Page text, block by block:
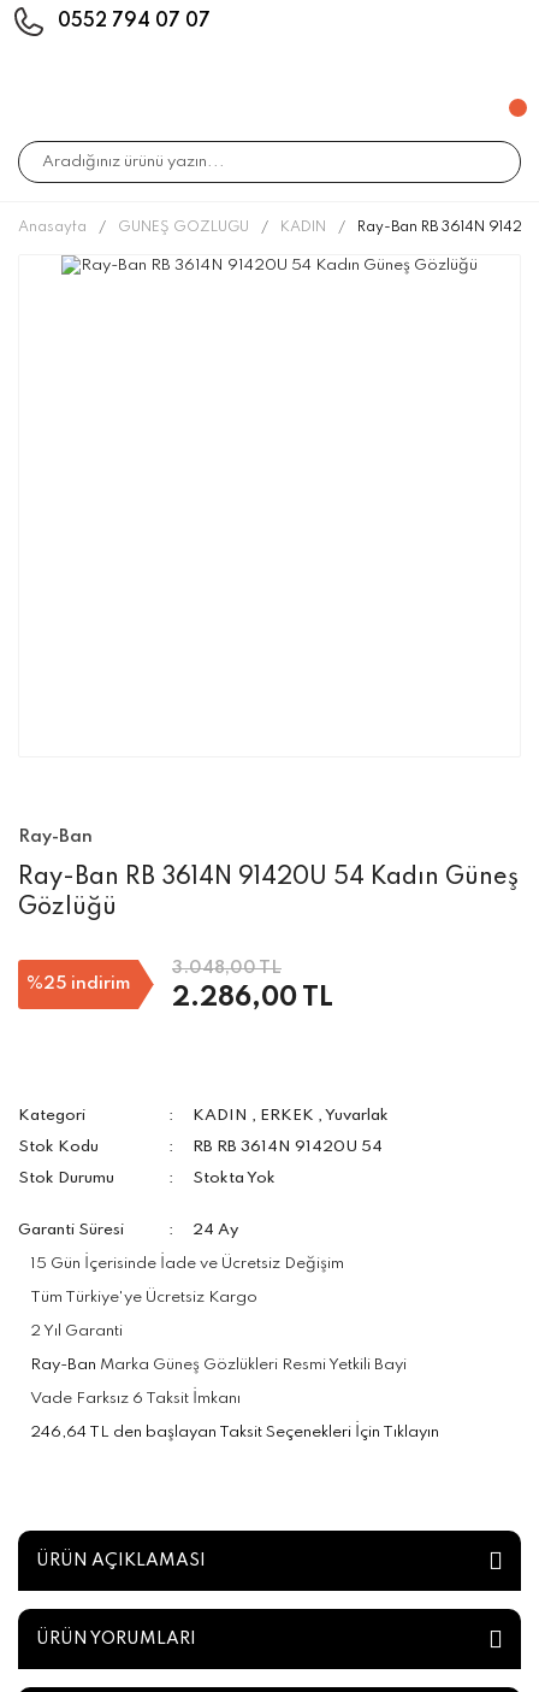
0552 794 07 07
Anasayfa GÜNEŞ GÖZLÜĞÜ KADIN Ray-Ban RB 3614N
Ray-Ban
Ray-Ban RB 3614N 91420U 54 Kadın Güneş
Gözlüğü
%25 indirim
3.048,00 TL
2.286,00 TL
Kategori KADIN , ERKEK ,Yuvarlak
Stok Kodu
RB RB 3614N 91420U 54
Stok Durumu
Stokta Yok
Garanti Süresi 24 Ay
15 Gün İçerisinde İade ve Ücretsiz Değişim
Tüm Türkiye'ye Ücretsiz Kargo
2 Yıl Garanti
Ray-Ban Marka Güneş Gözlükleri Resmi Yetkili Bayi
Vade Farksız 6 Taksit İmkanı
246,64 TL den başlayan Taksit Seçenekleri İçin Tıklayın
ÜRÜN AÇIKLAMASI
ÜRÜN YORUMLARI